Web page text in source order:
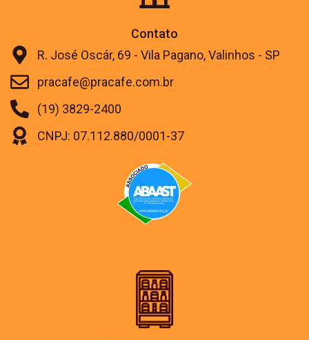
Contato
R. José Oscár, 69 - Vila Pagano, Valinhos - SP
pracafe@pracafe.com.br
(19) 3829-2400
CNPJ: 07.112.880/0001-37